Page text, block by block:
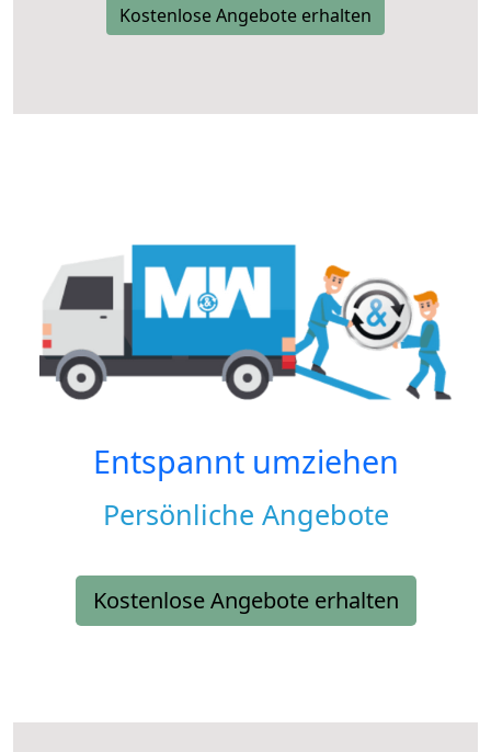
Kostenlose Angebote erhalten
Entspannt umziehen
Persönliche Angebote
Kostenlose Angebote erhalten